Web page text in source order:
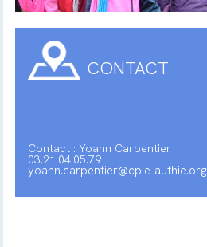
CONTACT
Contact : Yoann Carpentier
03.21.04.05.79
yoann.carpentier@cpie-authie.org